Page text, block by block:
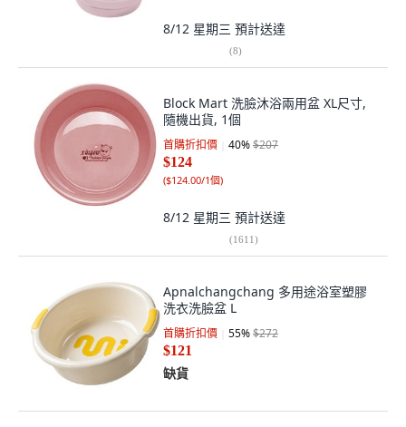
8/12 星期三 預計送達
(8)
Block Mart 洗臉沐浴兩用盆 XL尺寸,
隨機出貨, 1個
首購折扣價 40%$207
$124
($124.00/1個)
8/12 星期三 預計送達
(1611)
Apnalchangchang 多用途浴室塑膠
洗衣洗臉盆 L
首購折扣價 55%$272
$121
缺貨